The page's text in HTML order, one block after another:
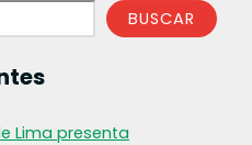
BUSCAR
Lima presenta